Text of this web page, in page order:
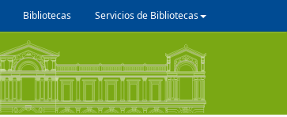
Bibliotecas Servicios de Bibliotecas